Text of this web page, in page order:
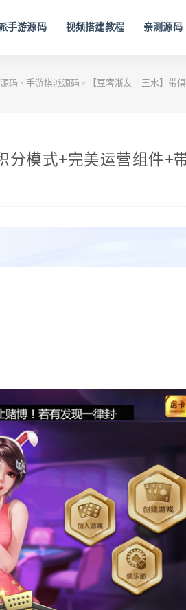
手游源码 视频搭建教程 亲测源码
码 > 手游棋派源码 > 【豆客浙友十三水】带
分模式+完美运营组件+